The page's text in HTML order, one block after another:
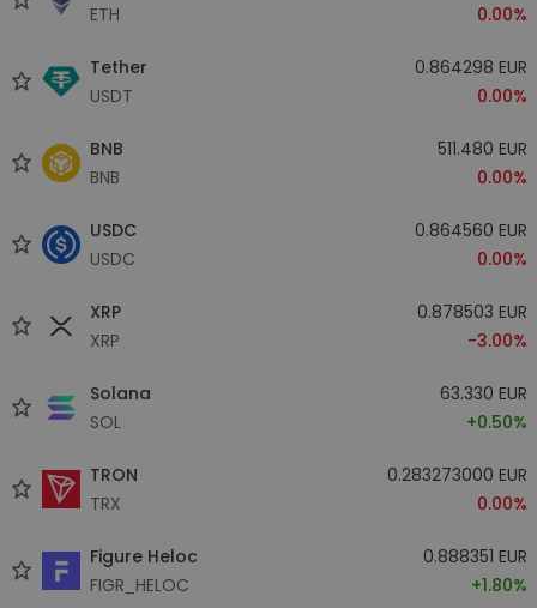
ETH
0.00%
Tether
USDT
0.864298 EUR
0.00%
BNB
BNB
511.480 EUR
0.00%
USDC
USDC
0.864560 EUR
0.00%
XRP
XRP
0.878503 EUR
-3.00%
Solana
SOL
63.330 EUR
+0.50%
TRON
TRX
0.283273000 EUR
0.00%
Figure Heloc
FIGR_HELOC
0.888351 EUR
+1.80%